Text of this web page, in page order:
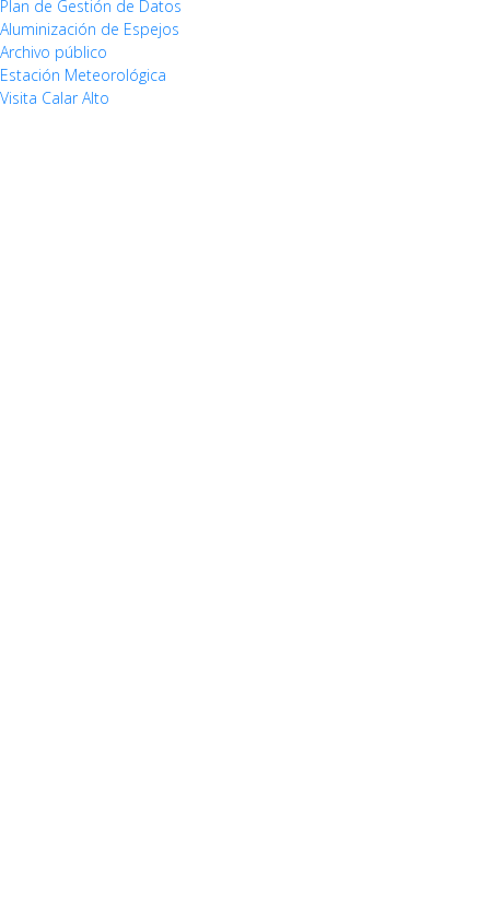
Plan de Gestión de Datos
Aluminización de Espejos
Archivo público
Estación Meteorológica
Visita Calar Alto